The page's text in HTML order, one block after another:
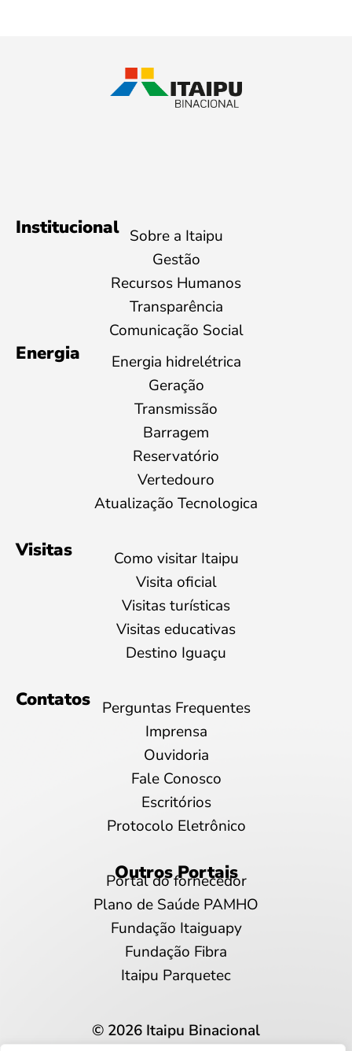
Institucional Sobre a Itaipu
Gestão
Recursos Humanos
Transparência
Comunicação Social
Energia
Energia hidrelétrica
Geração
Transmissão
Barragem
Reservatório
Vertedouro
Atualização Tecnologica
Visitas
Como visitar Itaipu
Visita oficial
Visitas turísticas
Visitas educativas
Destino Iguaçu
Contatos
Perguntas Frequentes
Imprensa
Ouvidoria
Fale Conosco
Escritórios
Protocolo Eletrônico
Outros Portais
Portal do fornecedor
Plano de Saúde PAMHO
Fundação Itaiguapy
Fundação Fibra
Itaipu Parquetec
© 2026 Itaipu Binacional